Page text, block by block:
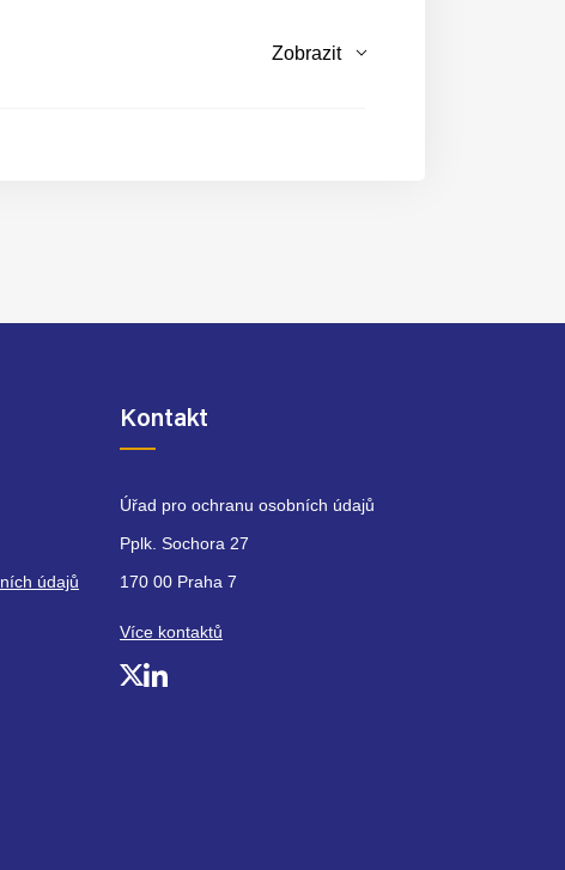
Zobrazit
údajů
Kontakt
Úřad pro ochranu osobních údajů
Pplk. Sochora 27
170 00 Praha 7
Více kontaktů